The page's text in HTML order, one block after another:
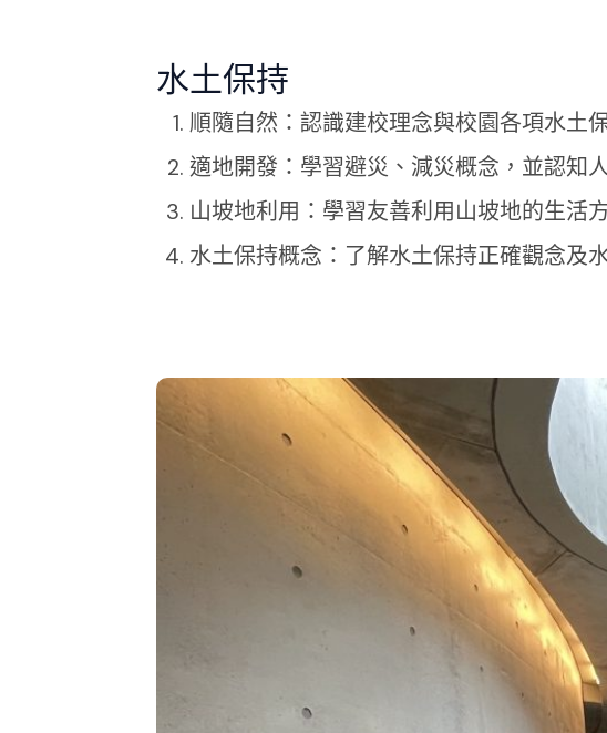
水土保持
順隨自然：認識建校理念與校園各項水土
適地開發：學習避災、減災概念，並認知
山坡地利用：學習友善利用山坡地的生活
水土保持概念：了解水土保持正確觀念及